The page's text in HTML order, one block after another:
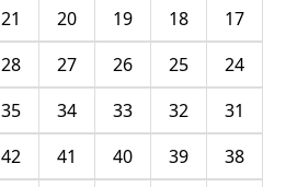
17
18
19
20
21
24
25
26
27
28
31
32
33
34
35
38
39
40
41
42